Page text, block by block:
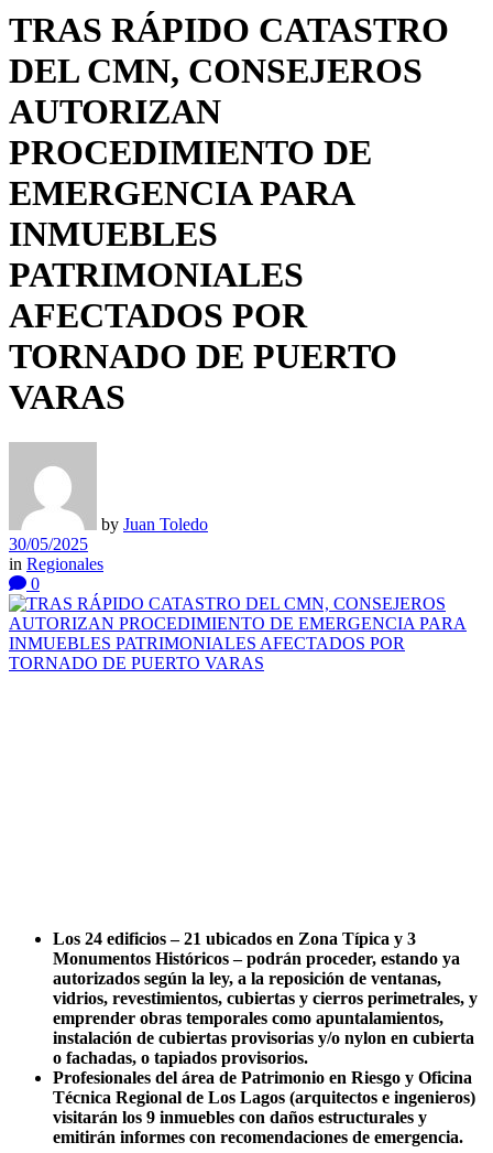
TRAS RÁPIDO CATASTRO
DEL CMN, CONSEJEROS
AUTORIZAN
PROCEDIMIENTO DE
EMERGENCIA PARA
INMUEBLES
PATRIMONIALES
AFECTADOS POR
TORNADO DE PUERTO
VARAS
by Juan Toledo
30/05/2025
in Regionales
0
Los 24 edificios – 21 ubicados en Zona Típica y 3
Monumentos Históricos – podrán proceder, estando ya
autorizados según la ley, a la reposición de ventanas,
vidrios, revestimientos, cubiertas y cierros perimetrales, y
emprender obras temporales como apuntalamientos,
instalación de cubiertas provisorias y/o nylon en cubierta
o fachadas, o tapiados provisorios.
Profesionales del área de Patrimonio en Riesgo y Oficina
Técnica Regional de Los Lagos (arquitectos e ingenieros)
visitarán los 9 inmuebles con daños estructurales y
emitirán informes con recomendaciones de emergencia.